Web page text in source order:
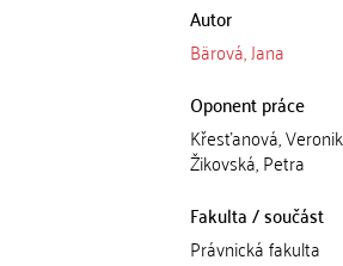
Autor
Bärová, Jana
Oponent práce
Křesťanová,
Žikovská, Petra
Fakulta / součást
Právnická fakulta